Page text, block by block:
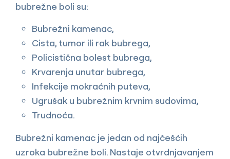
bubrežne boli su:
Bubrežni kamenac,
Cista, tumor ili rak bubrega,
Policistična bolest bubrega,
Krvarenja unutar bubrega,
Infekcije mokraćnih puteva,
Ugrušak u bubrežnim krvnim sudovima,
Trudnoća.
Bubrežni kamenac je jedan od najčešćih
uzroka bubrežne boli. Nastaje otvrdnjavanjem